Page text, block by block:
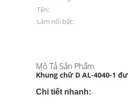
Tên:
Làm nổi bật:
Mô Tả Sản Phẩm
Khung chữ D AL-4040-1
Chi tiết nhanh: